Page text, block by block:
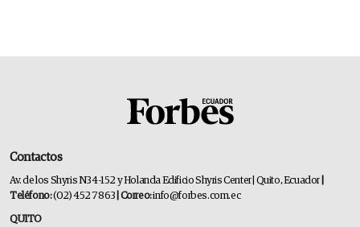
Contactos
Av. de los Shyris N34-152 y Holanda Edificio Shyris Center | Quito, Ecuador
Teléfono:(02) 452 7863 | Correo:info@forbes.com.ec
QUITO